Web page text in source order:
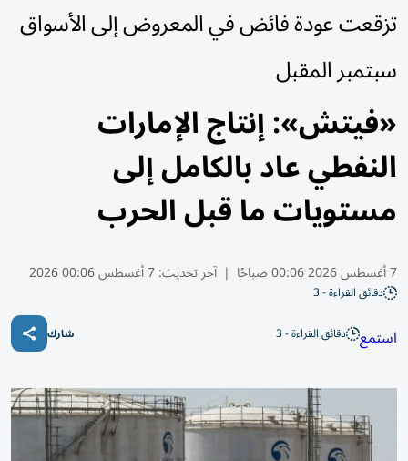
تزقعت عودة فائض في المعروض إلى الأسواق
سبتمبر المقبل
«فيتش»: إنتاج الإمارات
النفطي عاد بالكامل إلى
مستويات ما قبل الحرب
7 أغسطس 2026 00:06 صباحًا | آخر تحديث:7 أغسطس 00:06 2026
دقائق القراءة - 3
استمع دقائق القراءة - 3 شارك